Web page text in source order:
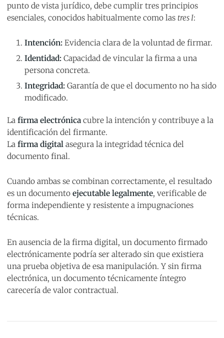
punto de vista jurídico, debe cumplir tres principios
esenciales, conocidos habitualmente como las tres I:
Intención: Evidencia clara de la voluntad de firmar.
Identidad: Capacidad de vincular la firma a una
persona concreta.
Integridad: Garantía de que el documento no ha sido
modificado.
La firma electrónica cubre la intención y contribuye a la
identificación del firmante.
La firma digital asegura la integridad técnica del
documento final.
Cuando ambas se combinan correctamente, el resultado
es un documento ejecutable legalmente, verificable de
forma independiente y resistente a impugnaciones
técnicas.
En ausencia de la firma digital, un documento firmado
electrónicamente podría ser alterado sin que existiera
una prueba objetiva de esa manipulación. Y sin firma
electrónica, un documento técnicamente íntegro
carecería de valor contractual.